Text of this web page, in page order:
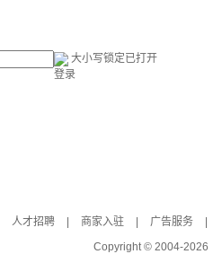
大小写锁定已打开
登录
人才招聘 商家入驻 广告服务
Copyright © 2004-2026